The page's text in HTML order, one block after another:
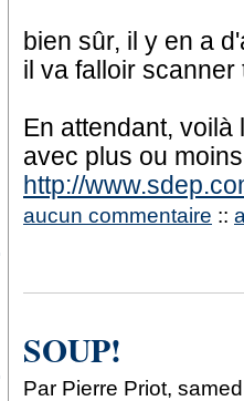
bien sûr, il y en a
il va falloir scanner
En attendant,
avec plus ou
http://
aucun commentaire ::
SOUP!
Par Pierre Priot,